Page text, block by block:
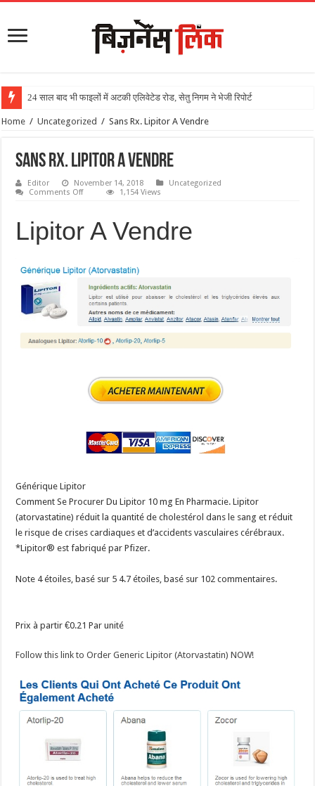
24 साल बाद भी फाइलों में अटकी एलिवेटेड रोड, सेतु निगम ने भेजी रिपोर्ट
Home / Uncategorized / Sans Rx. Lipitor A Vendre
Sans Rx. Lipitor A Vendre
Editor November 14, 2018
Uncategorized
Comments Off
1,154 Views
Lipitor A Vendre
Générique Lipitor
Comment Se Procurer Du Lipitor 10 mg En Pharmacie. Lipitor
(atorvastatine) réduit la quantité de cholestérol dans le sang et réduit
le risque de crises cardiaques et d’accidents vasculaires cérébraux.
*Lipitor® est fabriqué par Pfizer.
Note 4 étoiles, basé sur 5 4.7 étoiles, basé sur 102 commentaires.
Prix à partir€0.21 Par unité
Follow this link to Order Generic Lipitor (Atorvastatin) NOW!